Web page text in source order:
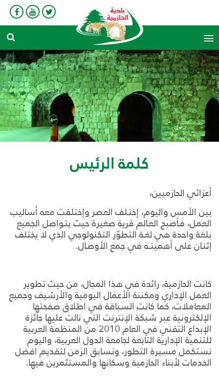
كلمة الرئيس
أعزائي الحازميين،
بين الأمس واليوم، إختـلف العصر وإختلفت معه أساليب
العمل، فـأصبح العـالم قرية صغيرة حيث يتـواصل الجميع
بلغة واحدة هي لغـة التطوّر التكنولوجي الذي لا يختلف
إثنـان على أهميتــه في جمع الأوصـال.
كانت الحازمية، رائدة في هذا المجال، من حيث تطوير
العمل الإداري ومكننة الأعمال اليومية والأرشيف وجميع
المعاملات، كما كانت السباقة في اطلاق صفحتها
الإلكترونية عبر شبكة الإنترنت التي نالت عليها جائزة
الإبداع التقني في العام 2010 من المنظمة العربية
للتنمية الإدارية التابعة لجامعة الدول العربية، واليوم
نستكمل مسيرة التطور، ونسابق الزمن لتقديم افضل
الخدمات لأبناء الحازمية وسكانها والمستثمرين فيها.